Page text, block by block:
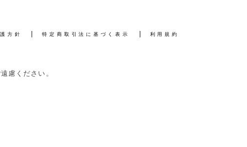
方針 特定商取引法に基づく表示 利用規約
慮ください。